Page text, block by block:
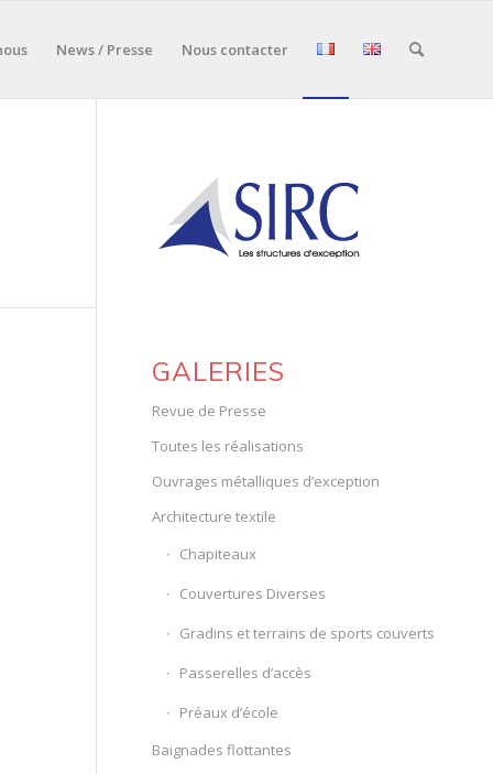
News / Presse Nous contacter
GALERIES
Revue de Presse
Toutes les réalisations
Ouvrages métalliques d’exception
Architecture textile
Chapiteaux
Couvertures Diverses
Gradins et terrains de sports couverts
Passerelles d’accès
Préaux d’école
Baignades flottantes